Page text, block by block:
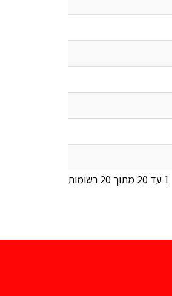
1 עד 20 מתוך 20 רשומות